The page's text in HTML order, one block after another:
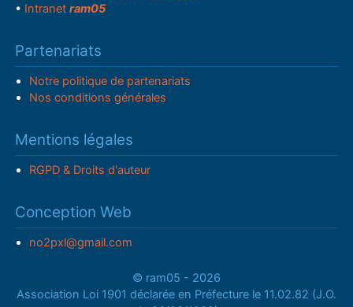
• Intranetram05
Partenariats
Notre politique de partenariats
Nos conditions générales
Mentions légales
RGPD & Droits d'auteur
Conception Web
no2pxl@gmail.com
© ram05 - 2026
Association Loi 1901 déclarée en Préfecture le 11.02.82 (J.O.